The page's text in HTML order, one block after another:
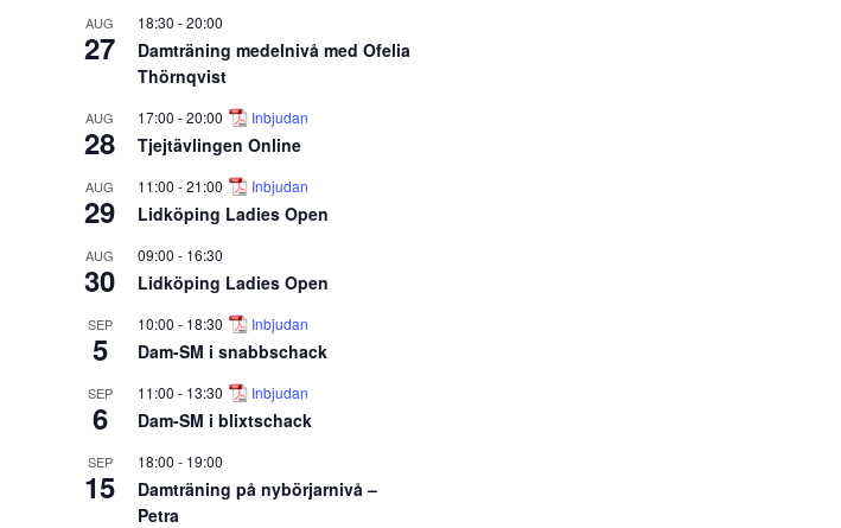
AUG
27
18:30 -20:00
Damträning medelnivå med Ofelia
Thörnqvist
AUG
28
17:00 -20:00 Inbjudan
Tjejtävlingen Online
AUG
29
11:00 -21:00 Inbjudan
Lidköping Ladies Open
AUG
30
09:00 - 16:30
Lidköping Ladies Open
SEP
5
10:00 - 18:30 Inbjudan
Dam-SM i snabbschack
SEP
6
11:00 - 13:30 Inbjudan
Dam-SM i blixtschack
SEP
15
18:00 - 19:00
Damträning på nybörjarnivå –
Petra